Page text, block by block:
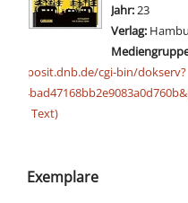
Jahr:23
Verlag:
externen Medieninhalt -
deposit.dnb.de/cgi-bin/dokserv?
Text)
Exemplare